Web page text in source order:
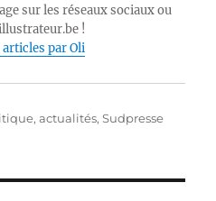
sur les réseaux sociaux ou
!
par Oli
actualités,Sudpresse